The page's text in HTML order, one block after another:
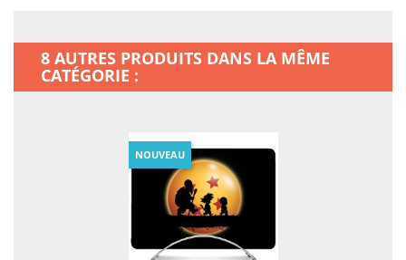
8 AUTRES PRODUITS DANS LA MÊME
CATÉGORIE :
NOUVEAU